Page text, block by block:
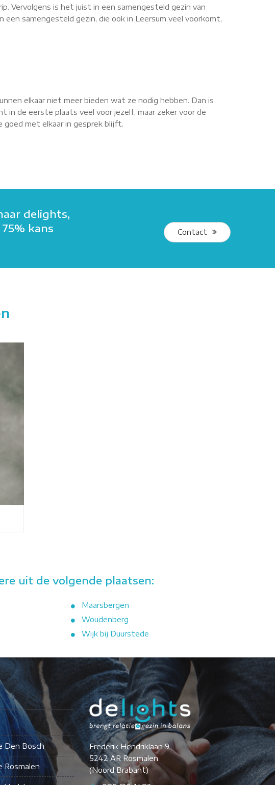
Vervolgens is het juist in een samengesteld gezin van
samengesteld gezin, die ook in Leersum veel voorkomt,
elkaar niet meer bieden wat ze nodig hebben. Dan is
de eerste plaats veel voor jezelf, maar zeker voor de
goed met elkaar in gesprek blijft.
delights,
kans
Contact
uit de volgende plaatsen:
Maarsbergen
Woudenberg
Wijk bij Duurstede
Den Bosch
Rosmalen
Frederik Hendriklaan 9
5242 AR Rosmalen
(Noord Brabant)